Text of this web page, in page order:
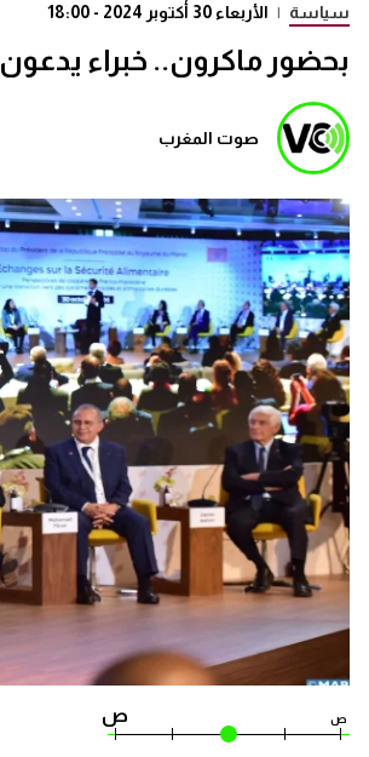
سياسة | الأربعاء 30 أكتوبر 2024 - 18:00
بحضور ماكرون.. خبراء
صوت المغرب
ص ص